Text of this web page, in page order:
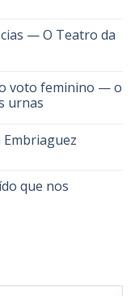
— O Teatro da
voto feminino — o
urnas
que nos